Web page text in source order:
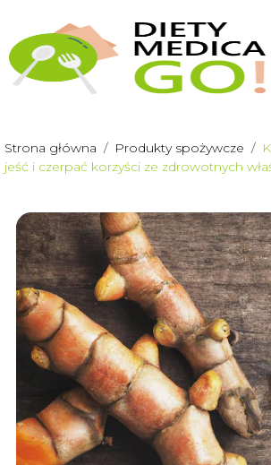
Strona główna / Produkty spożywcze /
jeść i czerpać korzyści ze zdrowotnych